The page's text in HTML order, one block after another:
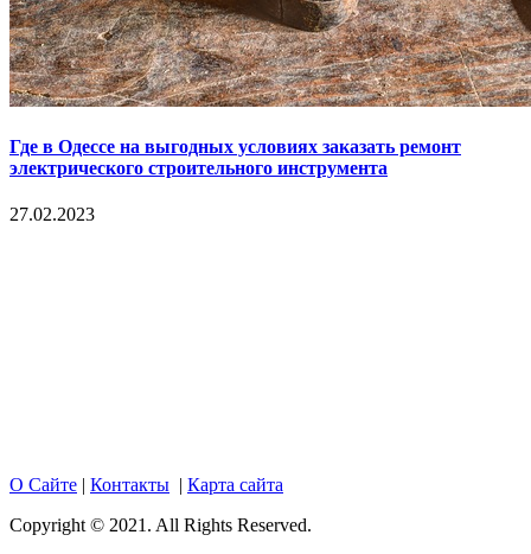
Где в Одессе на выгодных условиях заказать ремонт
электрического строительного инструмента
27.02.2023
О Сайте | Контакты | Карта сайта
Copyright © 2021. All Rights Reserved.